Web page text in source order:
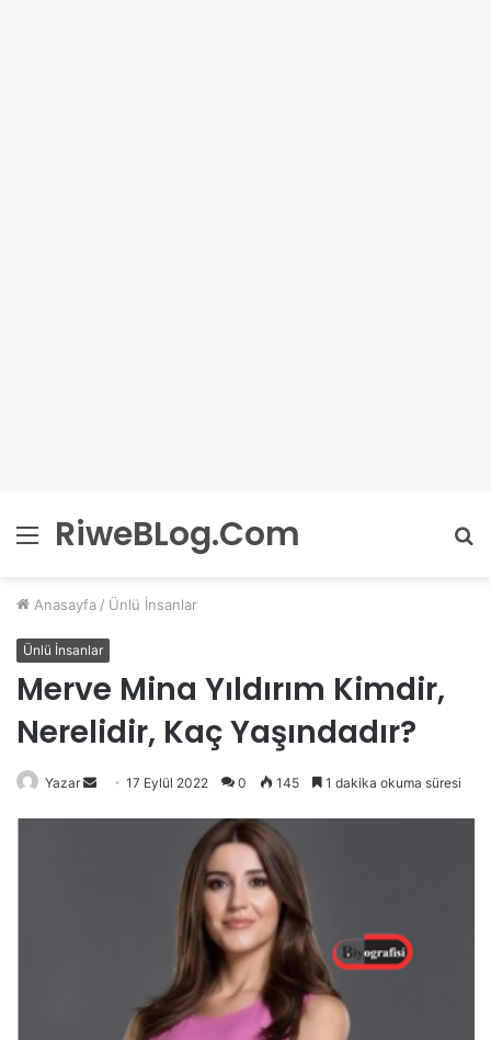
Menü
RiweBLog.Com
Anasayfa / Ünlü İnsanlar
Ünlü İnsanlar
Merve Mina Yıldırım Kimdir,
Nerelidir, Kaç Yaşındadır?
Yazar
Bir
17 Eylül 2022 0 145 1 dakika okuma süresi